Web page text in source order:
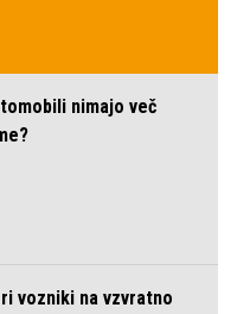
nimajo več
vozniki na vzvratno